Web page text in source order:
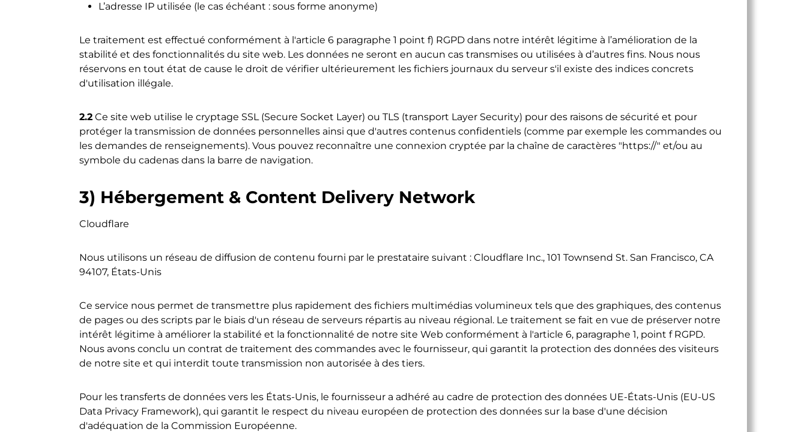
L’adresse IP utilisée (le cas échéant : sous forme anonyme)
Le traitement est effectué conformément à l'article 6 paragraphe 1 point f) RGPD dans notre intérêt légitime à l’amélioration de la
stabilité et des fonctionnalités du site web. Les données ne seront en aucun cas transmises ou utilisées à d’autres fins. Nous nous
réservons en tout état de cause le droit de vérifier ultérieurement les fichiers journaux du serveur s'il existe des indices concrets
d'utilisation illégale.
2.2 Ce site web utilise le cryptage SSL (Secure Socket Layer) ou TLS (transport Layer Security) pour des raisons de sécurité et pour
protéger la transmission de données personnelles ainsi que d'autres contenus confidentiels (comme par exemple les commandes ou
les demandes de renseignements). Vous pouvez reconnaître une connexion cryptée par la chaîne de caractères "https://" et/ou au
symbole du cadenas dans la barre de navigation.
3) Hébergement & Content Delivery Network
Cloudflare
Nous utilisons un réseau de diffusion de contenu fourni par le prestataire suivant : Cloudflare Inc., 101 Townsend St. San Francisco, CA
94107, États-Unis
Ce service nous permet de transmettre plus rapidement des fichiers multimédias volumineux tels que des graphiques, des contenus
de pages ou des scripts par le biais d'un réseau de serveurs répartis au niveau régional. Le traitement se fait en vue de préserver notre
intérêt légitime à améliorer la stabilité et la fonctionnalité de notre site Web conformément à l'article 6, paragraphe 1, point f RGPD.
Nous avons conclu un contrat de traitement des commandes avec le fournisseur, qui garantit la protection des données des visiteurs
de notre site et qui interdit toute transmission non autorisée à des tiers.
Pour les transferts de données vers les États-Unis, le fournisseur a adhéré au cadre de protection des données UE-États-Unis (EU-US
Data Privacy Framework), qui garantit le respect du niveau européen de protection des données sur la base d'une décision
d'adéquation de la Commission Européenne.